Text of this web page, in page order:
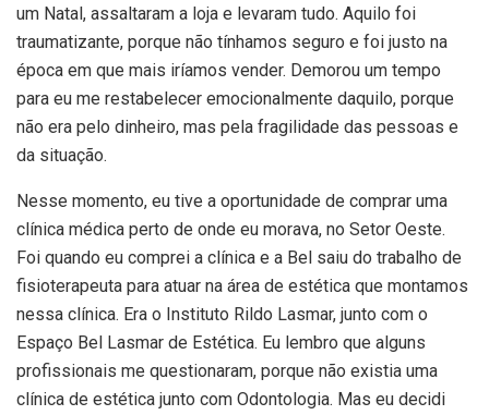
um Natal, assaltaram a loja e levaram tudo. Aquilo foi
traumatizante, porque não tínhamos seguro e foi justo na
época em que mais iríamos vender. Demorou um tempo
para eu me restabelecer emocionalmente daquilo, porque
não era pelo dinheiro, mas pela fragilidade das pessoas e
da situação.
Nesse momento, eu tive a oportunidade de comprar uma
clínica médica perto de onde eu morava, no Setor Oeste.
Foi quando eu comprei a clínica e a Bel saiu do trabalho de
fisioterapeuta para atuar na área de estética que montamos
nessa clínica. Era o Instituto Rildo Lasmar, junto com o
Espaço Bel Lasmar de Estética. Eu lembro que alguns
profissionais me questionaram, porque não existia uma
clínica de estética junto com Odontologia. Mas eu decidi